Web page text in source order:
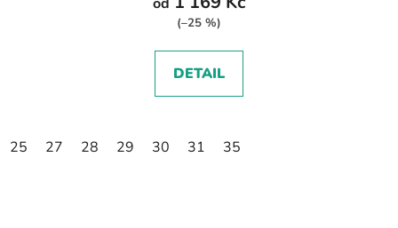
(–25 %)
DETAIL
25 27 28 29 30 31 35